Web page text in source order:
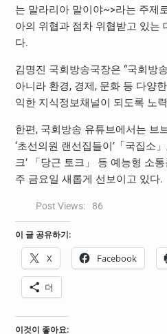
는 말라리아 말이야~>라는 주제
아의 위협과 점차 위협받고 있는
다.
김명진 국회방송국장은 “국회방
아니라 환경, 경제, 문화 등 다양
익한 지식정보채널이 되도록 노
한편, 국회방송 유튜브에서는 브
‘초선의원 랜선집들이’「국집소
크’ 「당근 토크」 등 예능형 소
주 금요일 새롭게 선보이고 있다.
Post Views: 86
이 글 공유하기:
X Facebook
더
이것이 좋아요: